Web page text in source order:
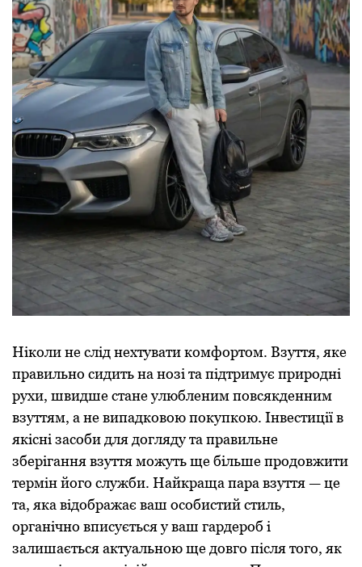
Ніколи не слід нехтувати комфортом. Взуття, яке
правильно сидить на нозі та підтримує природні
рухи, швидше стане улюбленим повсякденним
взуттям, а не випадковою покупкою. Інвестиції в
якісні засоби для догляду та правильне
зберігання взуття можуть ще більше продовжити
термін його служби. Найкраща пара взуття — це
та, яка відображає ваш особистий стиль,
органічно вписується у ваш гардероб і
залишається актуальною ще довго після того, як